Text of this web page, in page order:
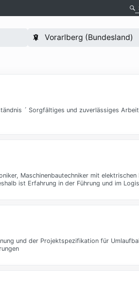
´ Sorgfältiges und zuverlässiges
Maschinenbautechniker mit elektrischen
ist Erfahrung in der Führung und im
und der Projektspezifikation für